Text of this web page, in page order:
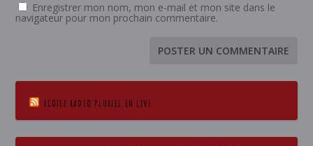
Enregistrer mon nom, mon e-mail et mon site dans le
navigateur pour mon prochain commentaire.
ECOTEZ RADIO PLURIEL EN LIVE